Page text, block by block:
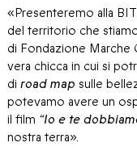
«Presenteremo alla
del territorio che
di Fondazione Marche
vera chicca in cui si
di road map sulle
potevamo avere un
il film “Io e te
nostra terra».